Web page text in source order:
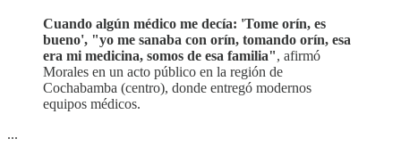
Cuando algún médico me decía: 'Tome orín, es
bueno', "yo me sanaba con orín, tomando orín, esa
era mi medicina, somos de esa familia", afirmó
Morales en un acto público en la región de
Cochabamba (centro), donde entregó modernos
equipos médicos.
...